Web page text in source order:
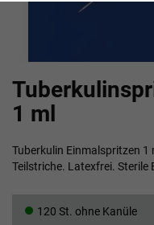
1 ml
Tuberkulin Einmalspritzen
Teilstriche. Latexfrei. Sterile
120 St. ohne Kanüle
Anfang
der